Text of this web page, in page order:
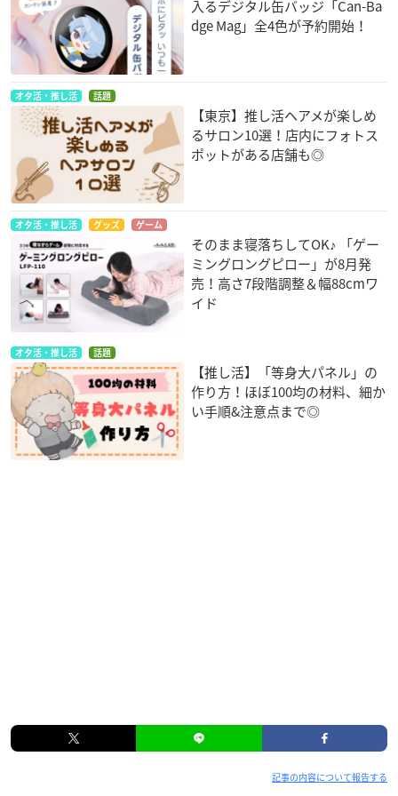
入るデジタル缶バッジ「Can-Ba
dge Mag」全4色が予約開始！
オタ活・推し活 話題
【東京】推し活ヘアメが楽しめ
るサロン10選！店内にフォトス
ポットがある店舗も◎
オタ活・推し活 グッズ ゲーム
そのまま寝落ちしてOK♪ 「ゲー
ミングロングピロー」が8月発
売！高さ7段階調整＆幅88cmワ
イド
オタ活・推し活 話題
【推し活】「等身大パネル」の
作り方！ほぼ100均の材料、細か
い手順&注意点まで◎
記事の内容について報告する